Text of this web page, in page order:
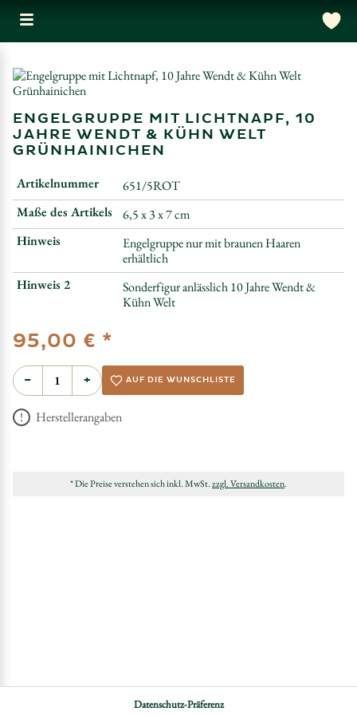
ENGELGRUPPE MIT LICHTNAPF, 10
JAHRE WENDT & KÜHN WELT
GRÜNHAINICHEN
Artikelnummer
651/5ROT
Maße des Artikels
6,5 x 3 x 7 cm
Hinweis
Engelgruppe nur mit braunen Haaren
erhältlich
Hinweis 2
Sonderfigur anlässlich 10 Jahre Wendt &
Kühn Welt
95,00 € *
− + AUF DIE WUNSCHLISTE
Herstellerangaben
* Die Preise verstehen sich inkl. MwSt.zzgl. Versandkosten.
Datenschutz-Präferenz